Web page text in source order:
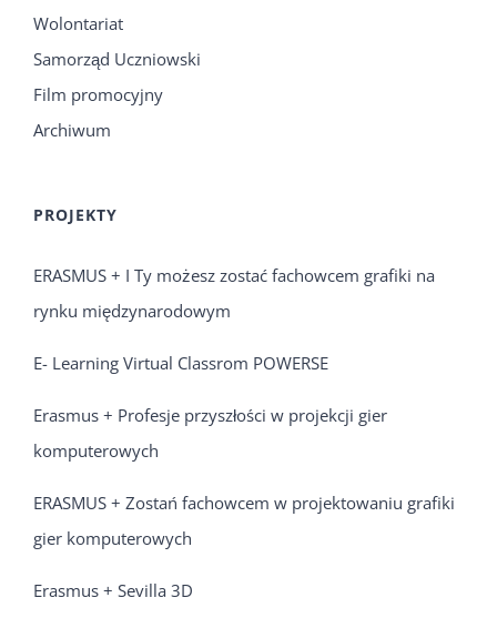
Wolontariat
Samorząd Uczniowski
Film promocyjny
Archiwum
PROJEKTY
ERASMUS + I Ty możesz zostać fachowcem grafiki na
rynku międzynarodowym
E- Learning Virtual Classrom POWERSE
Erasmus + Profesje przyszłości w projekcji gier
komputerowych
ERASMUS + Zostań fachowcem w projektowaniu grafiki
gier komputerowych
Erasmus + Sevilla 3D